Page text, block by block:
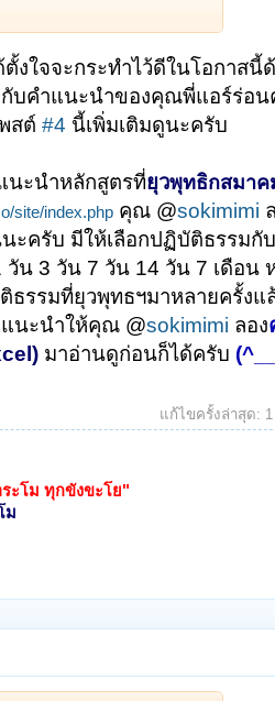
ตั้งใจจะกระทำไว้ดีในโอกาสนี้
บคำแนะนำของคุณพี่แอร์ร่อ
สต์ #4 นี้เพิ่มเติมดูนะครับ
นะนำหลักสูตรที่ยุวพุทธิกสมาค
site/index.php คุณ @sokimimi
ะครับ มีให้เลือกปฏิบัติธรรมกั
น 3 วัน 7 วัน 14 วัน 7 เดือน
ธรรมที่ยุวพุทธฯมาหลายครั้ง
นะนำให้คุณ @sokimimi ลอง
มาอ่านดูก่อนก็ได้ครับ
แก้ไขครั้งล่าสุด:
ระโม ทุกขังขะโย"
ม